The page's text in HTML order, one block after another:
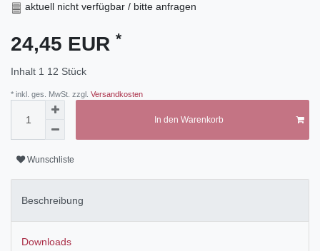
aktuell nicht verfügbar / bitte anfragen
24,45 EUR *
Inhalt 1 12 Stück
* inkl. ges. MwSt. zzgl. Versandkosten
In den Warenkorb
Wunschliste
Beschreibung
Downloads